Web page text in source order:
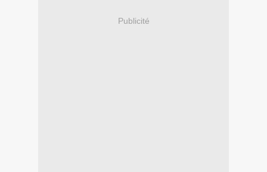
Publicité